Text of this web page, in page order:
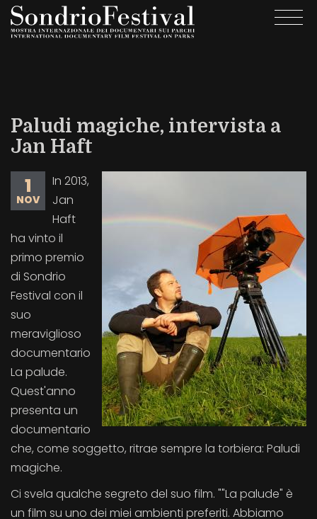
Salta
Paludi magiche, intervista a
Jan Haft
1
NOV
In 2013,
Jan
Haft
ha vinto il
primo premio
di Sondrio
Festival con il
suo
meraviglioso
documentario
La palude.
Quest'anno
presenta un
documentario
che, come soggetto, ritrae sempre la torbiera: Paludi
magiche.
Ci svela qualche segreto del suo film. ""La palude" è
un film su uno dei miei ambienti preferiti. Abbiamo